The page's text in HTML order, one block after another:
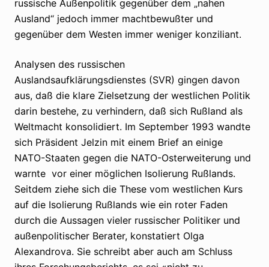
russische Außenpolitik gegenüber dem „nahen
Ausland“ jedoch immer machtbewußter und
gegenüber dem Westen immer weniger konziliant.
Analysen des russischen
Auslandsaufklärungsdienstes (SVR) gingen davon
aus, daß die klare Zielsetzung der westlichen Politik
darin bestehe, zu verhindern, daß sich Rußland als
Weltmacht konsolidiert. Im September 1993 wandte
sich Präsident Jelzin mit einem Brief an einige
NATO-Staaten gegen die NATO-Osterweiterung und
warnte vor einer möglichen Isolierung Rußlands.
Seitdem ziehe sich die These vom westlichen Kurs
auf die Isolierung Rußlands wie ein roter Faden
durch die Aussagen vieler russischer Politiker und
außenpolitischer Berater, konstatiert Olga
Alexandrova. Sie schreibt aber auch am Schluss